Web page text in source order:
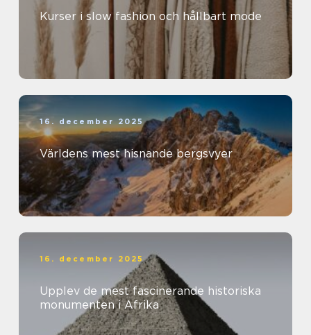
Kurser i slow fashion och hållbart mode
16. december 2025
Världens mest hisnande bergsvyer
16. december 2025
Upplev de mest fascinerande historiska
monumenten i Afrika